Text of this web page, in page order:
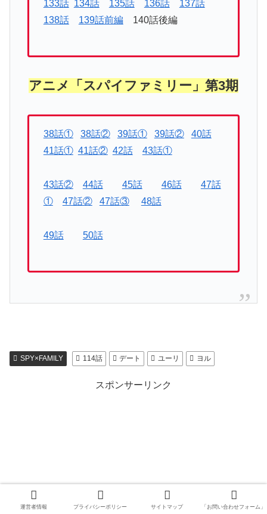
133話 134話 135話 136話
137話
138話
139話前編140話後編
アニメ「スパイファミリー」第3期
38話① 38話② 39話① 39話②
40話
41話① 41話② 42話 43話①
43話② 44話 45話 46話
47話
①
47話② 47話③ 48話
49話 50話
SPY×FAMILY 114話 デート ユーリ ヨル
スポンサーリンク
運営者情報 プライバシーポリシー サイトマップ 「お問い合わせフォーム」